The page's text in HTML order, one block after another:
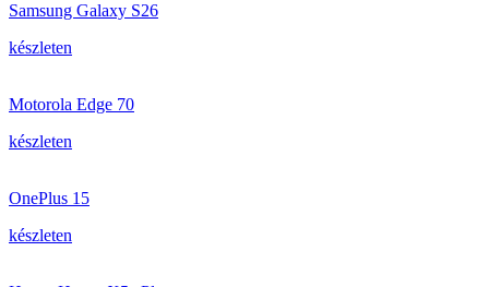
Samsung Galaxy S26
készleten
Motorola Edge 70
készleten
OnePlus 15
készleten